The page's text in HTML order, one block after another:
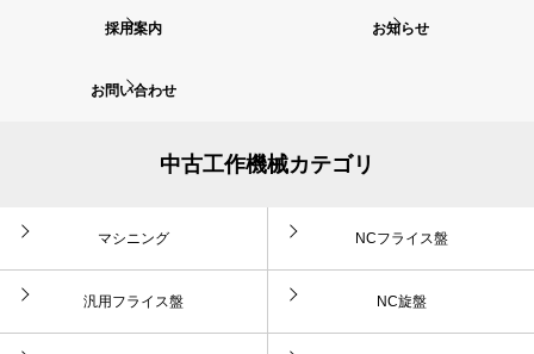
採用案内 お知らせ
お問い合わせ
中古工作機械カテゴリ
マシニング NCフライス盤
汎用フライス盤 NC旋盤